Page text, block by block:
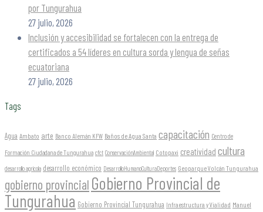
por Tungurahua
27 julio, 2026
Inclusión y accesibilidad se fortalecen con la entrega de
certificados a 54 líderes en cultura sorda y lengua de señas
ecuatoriana
27 julio, 2026
Tags
Agua Ambato arte Banco Alemán KFW Baños de Agua Santa capacitación Centro de
Formación Ciudadana de Tungurahua cfct ConservaciónAmbiental Cotopaxi creatividad cultura
desarrollo agrícola desarrollo económico DesarrolloHumanoCulturaDeportes Geoparque Volcán Tungurahua
gobierno provincial Gobierno Provincial de
Tungurahua Gobierno Provincial Tungurahua Infraestructura y Vialidad Manuel